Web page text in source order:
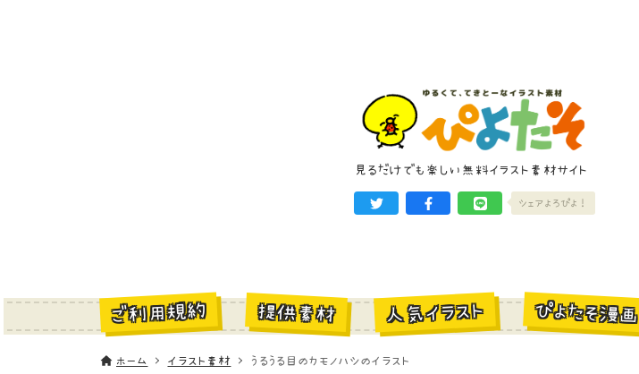
見るだけでも楽しい無料イラスト素材サイト
シェアよろぴよ！
ご利用規約 提供素材 人気イラスト ぴよたそ漫画
ホーム イラスト素材 うるうる目のカモノハシのイラスト